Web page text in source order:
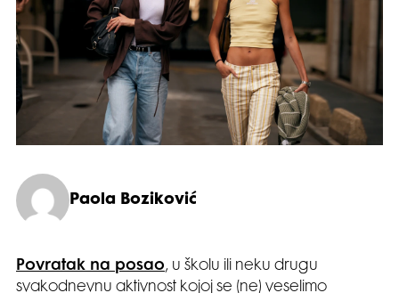
Paola Boziković
Povratak na posao, u školu ili neku drugu
svakodnevnu aktivnost kojoj se (ne) veselimo